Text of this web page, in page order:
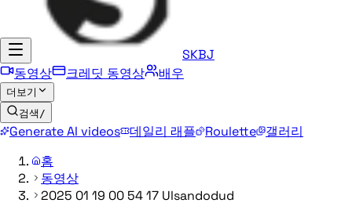
SKBJ
동영상
크레딧 동영상 배우
더보기
검색 /
Generate AI videos 데일리 래플 Roulette
갤러리
홈
동영상
2025 01 19 00 54 17 Ulsandodud